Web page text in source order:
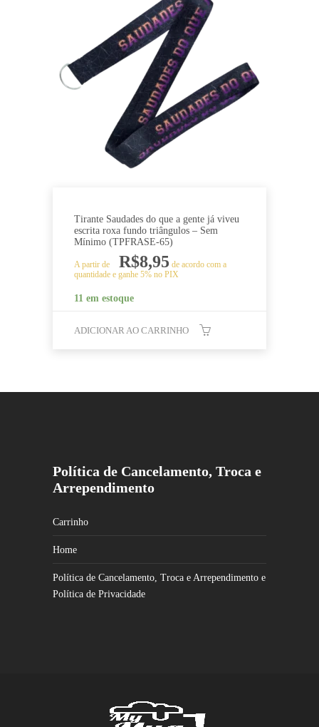
Tirante Saudades do que a gente já viveu
escrita roxa fundo triângulos – Sem
Mínimo (TPFRASE-65)
A partir de R$8,95 de acordo com a
quantidade e ganhe 5% no PIX
11 em estoque
ADICIONAR AO CARRINHO
Política de Cancelamento, Troca e
Arrependimento
Carrinho
Home
Política de Cancelamento, Troca e Arrependimento e
Política de Privacidade